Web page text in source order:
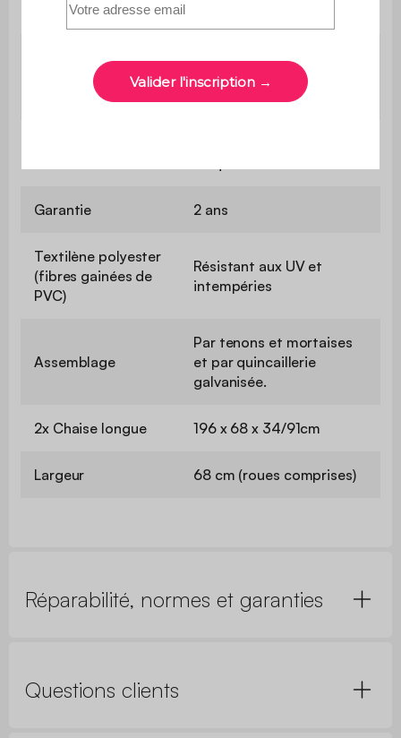
Contient du bois
Montage
Le montage est très
simple, une notice est
Garantie 2 ans
Textilène polyester
(fibres gainées de
PVC)
Résistant aux UV et
intempéries
Assemblage
Par tenons et mortaises
et par quincaillerie
galvanisée.
2x Chaise longue 196 x 68 x 34/91cm
Largeur 68 cm (roues comprises)
Réparabilité, normes et garanties
Questions clients